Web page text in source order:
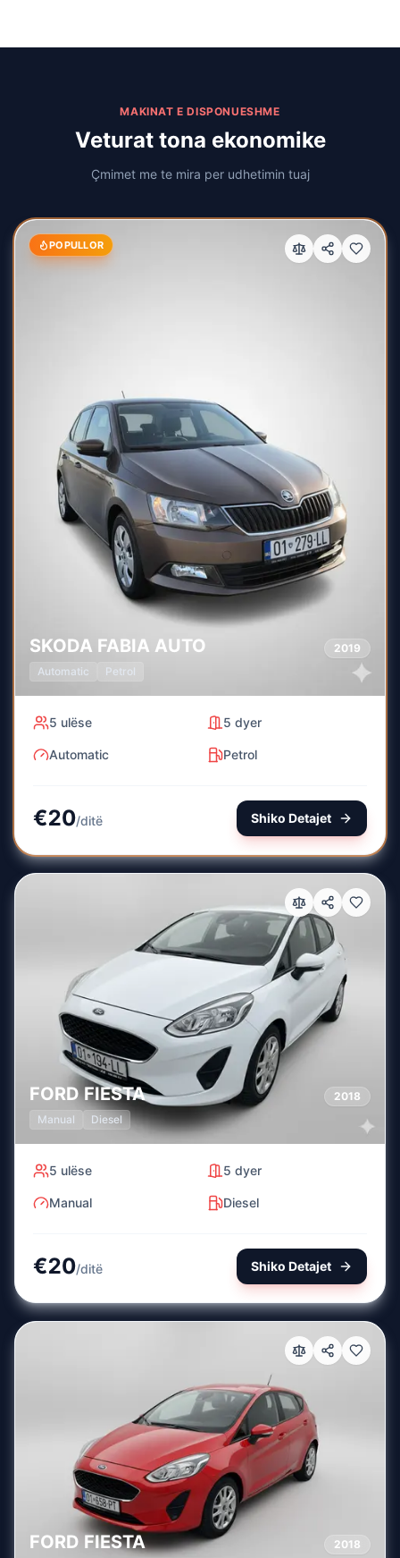
MAKINAT E DISPONUESHME
Veturat tona ekonomike
Çmimet me te mira per udhetimin tuaj
POPULLOR
SKODA FABIA AUTO
2019
Automatic
Petrol
5 ulëse 5 dyer
Automatic Petrol
€20/ditë Shiko Detajet
FORD FIESTA
2018
Manual
Diesel
5 ulëse 5 dyer
Manual Diesel
€20/ditë Shiko Detajet
FORD FIESTA
2018